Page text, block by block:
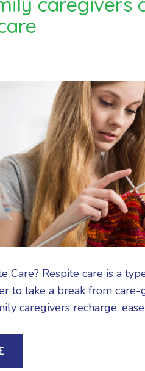
Care? Respite care is a
to take a break from care-
caregivers recharge, ease